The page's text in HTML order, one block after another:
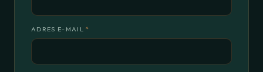
ADRES E-MAIL*